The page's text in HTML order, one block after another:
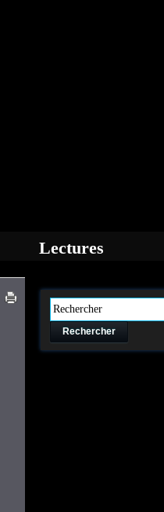
Lectures
Rechercher